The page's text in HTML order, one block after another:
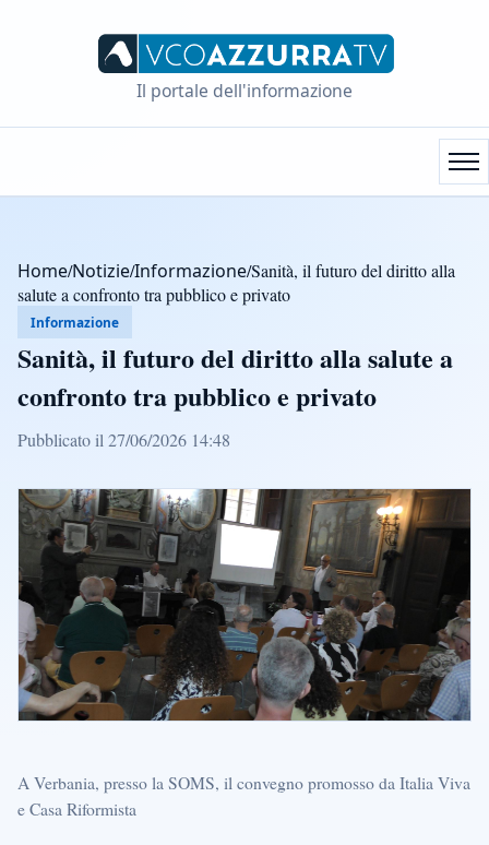
Il portale dell'informazione
Home/Notizie/Informazione/Sanità, il futuro del diritto alla
salute a confronto tra pubblico e privato
Informazione
Sanità, il futuro del diritto alla salute a
confronto tra pubblico e privato
Pubblicato il 27/06/2026 14:48
A Verbania, presso la SOMS, il convegno promosso da Italia Viva
e Casa Riformista